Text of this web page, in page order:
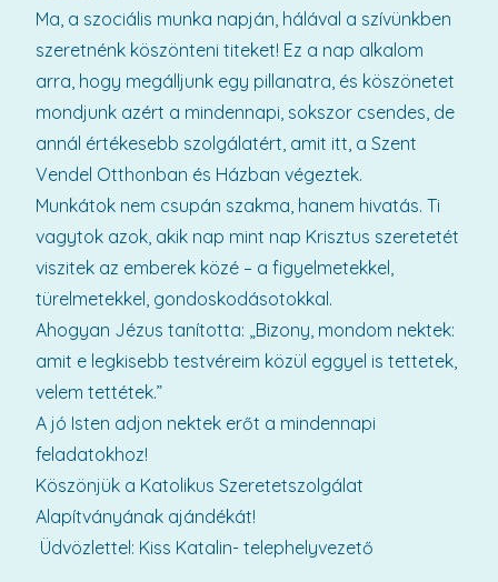
Ma, a szociális munka napján, hálával a szívünkben
szeretnénk köszönteni titeket! Ez a nap alkalom
arra, hogy megálljunk egy pillanatra, és köszönetet
mondjunk azért a mindennapi, sokszor csendes, de
annál értékesebb szolgálatért, amit itt, a Szent
Vendel Otthonban és Házban végeztek.
Munkátok nem csupán szakma, hanem hivatás. Ti
vagytok azok, akik nap mint nap Krisztus szeretetét
viszitek az emberek közé – a figyelmetekkel,
türelmetekkel, gondoskodásotokkal.
Ahogyan Jézus tanította: „Bizony, mondom nektek:
amit e legkisebb testvéreim közül eggyel is tettetek,
velem tettétek.”
A jó Isten adjon nektek erőt a mindennapi
feladatokhoz!
Köszönjük a Katolikus Szeretetszolgálat
Alapítványának ajándékát!
Üdvözlettel: Kiss Katalin- telephelyvezető